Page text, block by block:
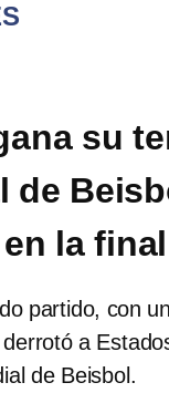
su
de
la final
partido, con
a
de Beisbol.